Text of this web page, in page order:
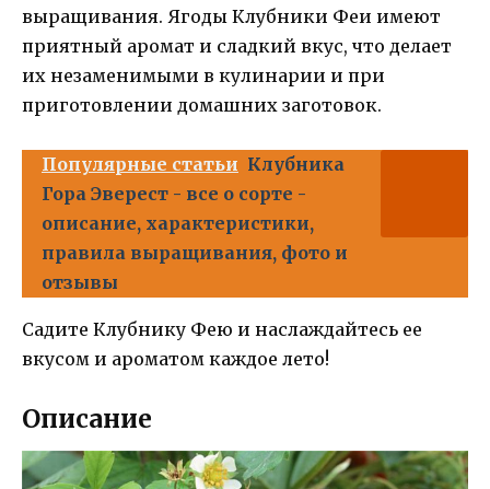
выращивания. Ягоды Клубники Феи имеют
приятный аромат и сладкий вкус, что делает
их незаменимыми в кулинарии и при
приготовлении домашних заготовок.
Популярные статьи Клубника
Гора Эверест - все о сорте -
описание, характеристики,
правила выращивания, фото и
отзывы
Садите Клубнику Фею и наслаждайтесь ее
вкусом и ароматом каждое лето!
Описание